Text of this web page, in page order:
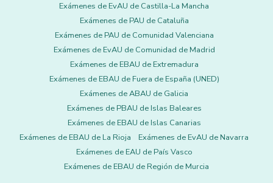
Exámenes de EvAU de Castilla-La Mancha
Exámenes de PAU de Cataluña
Exámenes de PAU de Comunidad Valenciana
Exámenes de EvAU de Comunidad de Madrid
Exámenes de EBAU de Extremadura
Exámenes de EBAU de Fuera de España (UNED)
Exámenes de ABAU de Galicia
Exámenes de PBAU de Islas Baleares
Exámenes de EBAU de Islas Canarias
Exámenes de EBAU de La Rioja
Exámenes de EvAU de Navarra
Exámenes de EAU de País Vasco
Exámenes de EBAU de Región de Murcia